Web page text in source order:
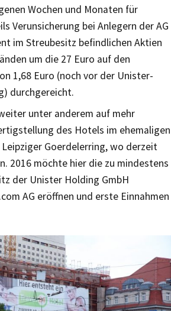
Wochen und Monaten für
Verunsicherung bei Anlegern der AG
im Streubesitz befindlichen Aktien
um die 27 Euro auf den
1,68 Euro (noch vor der Unister-
durchgereicht.
unter anderem auf mehr
des Hotels im ehemaligen
Leipziger Goerdelerring, wo derzeit
2016 möchte hier die zu mindestens
der Unister Holding GmbH
AG eröffnen und erste Einnahmen